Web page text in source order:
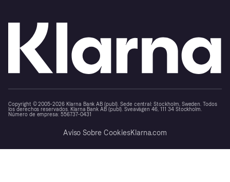
Copyright © 2005-2026 Klarna Bank AB (publ). Sede central: Stockholm, Sweden. Todos
los derechos reservados. Klarna Bank AB (publ). Sveavägen 46, 111 34 Stockholm.
Número de empresa: 556737-0431
Aviso Sobre CookiesKlarna.com